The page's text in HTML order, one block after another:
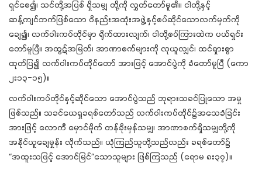
ရှင်စေ၍၊ သင်တို့အပြစ် ရှိသမျှ တို့ကို လွှတ်တော်မူ၏။ ငါတို့နှင့်
ဆန့်ကျင်ဘက်ဖြစ်သော ဝိနည်းအထုံးအဖွဲ့နှင့်စပ်ဆိုင်သောလက်မှတ်ကို
ချေ၍၊ လက်ဝါးကပ်တိုင်မှာ ရိုက်ထားလျက်၊ ငါတို့စပ်ကြားထဲက ပယ်ရှင်း
တော်မူပြီ။ အထွဋ်အမြတ်၊ အာဏာစက်များကို လုယူလျှင်၊ ထင်ရှားစွာ
ထုတ်ပြ၍ လက်ဝါးကပ်တိုင်တော် အားဖြင့် အောင်ပွဲကို ခံတော်မူပြီ (ကော
၂း၁၃-၁၅)။
လက်ဝါးကပ်တိုင်နှင့်ဆိုင်သော အောင်ပွဲသည် ဘုရားသခင်ပြုသော အမှု
ဖြစ်သည်။ သခင်ယေရှုခရစ်တော်သည် လက်ဝါးကပ်တိုင်၌အသေခံခြင်း
အားဖြင့် လောကီ မှောင်မိုက် တန်ခိုးမှန်သမျှ၊ အာဏာစက်ရှိသမျှတို့ကို
အနိုင်ယူချေမှုန်း လိုက်သည်။ ယုံကြည်သူတို့သည်လည်း ခရစ်တော်၌
“အထူးသဖြင့် အောင်မြင်”သောသူများ ဖြစ်ကြသည် (ရောမ ၈း၃၇)။